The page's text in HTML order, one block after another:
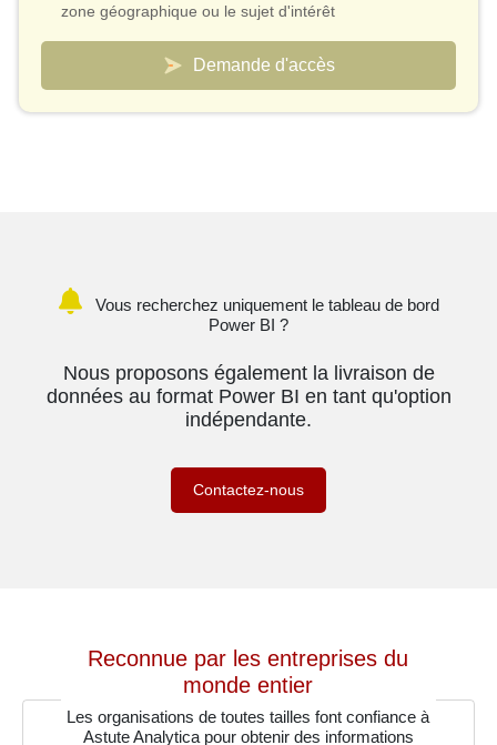
zone géographique ou le sujet d'intérêt
Modèle de tarification intelligent – ​​coût effectif aussi bas
que 10 $ par rapport
Un accès analyste est inclus pour la validation et les
clarifications rapides
Demande d'accès
Vous recherchez uniquement le tableau de bord
Power BI ?
Nous proposons également la livraison de
données au format Power BI en tant qu'option
indépendante.
Contactez-nous
Reconnue par les entreprises du
monde entier
Les organisations de toutes tailles font confiance à
Astute Analytica pour obtenir des informations